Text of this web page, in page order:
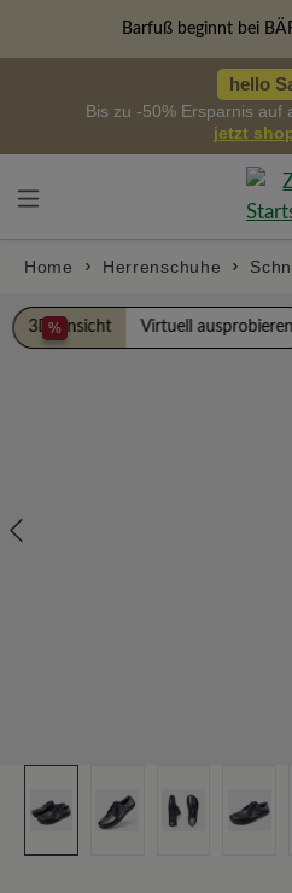
Freiheitspioniere
hello
Bis zu -50% Ersparnis auf
jetzt
Home Herrenschuhe
%
Bildergalerie überspringen
3D Ansicht Virtuell ausprobieren